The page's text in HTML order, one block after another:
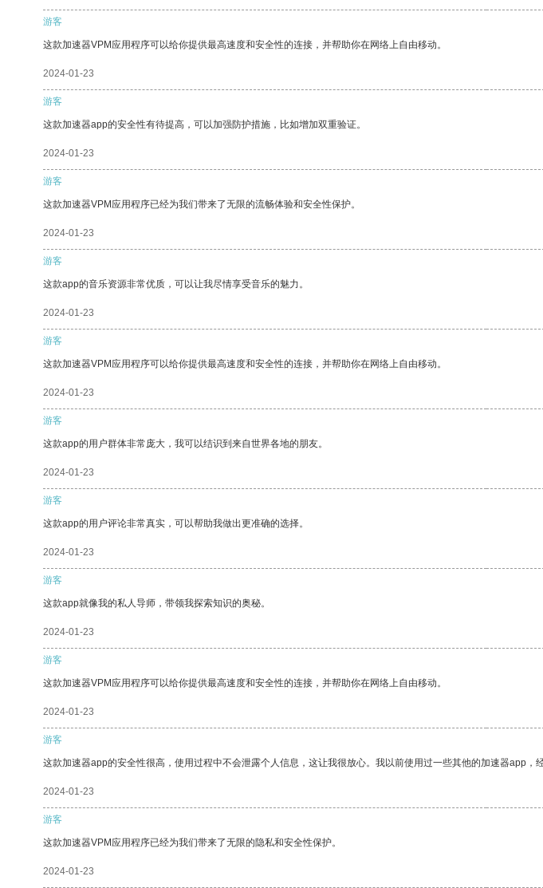
游客
这款加速器VPM应用程序可以给你提供最高速度和安全性的连接，并帮助你在网络上自由移动。
2024-01-23
游客
这款加速器app的安全性有待提高，可以加强防护措施，比如增加双重验证。
2024-01-23
游客
这款加速器VPM应用程序已经为我们带来了无限的流畅体验和安全性保护。
2024-01-23
游客
这款app的音乐资源非常优质，可以让我尽情享受音乐的魅力。
2024-01-23
游客
这款加速器VPM应用程序可以给你提供最高速度和安全性的连接，并帮助你在网络上自由移动。
2024-01-23
游客
这款app的用户群体非常庞大，我可以结识到来自世界各地的朋友。
2024-01-23
游客
这款app的用户评论非常真实，可以帮助我做出更准确的选择。
2024-01-23
游客
这款app就像我的私人导师，带领我探索知识的奥秘。
2024-01-23
游客
这款加速器VPM应用程序可以给你提供最高速度和安全性的连接，并帮助你在网络上自由移动。
2024-01-23
游客
这款加速器app的安全性很高，使用过程中不会泄露个人信息，这让我很放心。我以前使用过一些其他的加速器app，
2024-01-23
游客
这款加速器VPM应用程序已经为我们带来了无限的隐私和安全性保护。
2024-01-23